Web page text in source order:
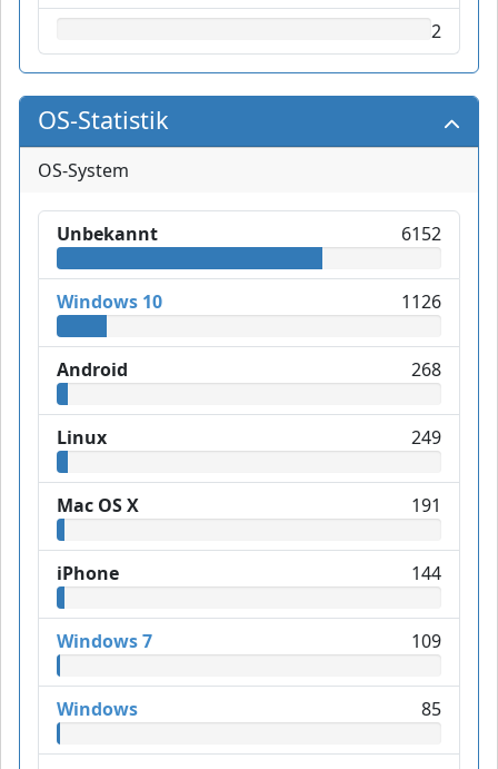
2
OS-Statistik
OS-System
Unbekannt 6152
Windows 10 1126
Android 268
Linux 249
Mac OS X 191
iPhone 144
Windows 7 109
Windows 85